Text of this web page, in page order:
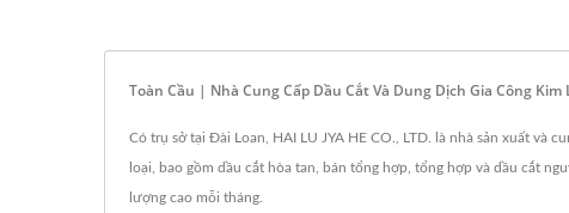
Toàn Cầu | Nhà Cung Cấp Dầu Cắt Và Dung Dịch Gia Công
Có trụ sở tại Đài Loan, HAI LU JYA HE CO., LTD. là nhà sản xuất và
loại, bao gồm dầu cắt hòa tan, bán tổng hợp, tổng hợp và dầu cắt
lượng cao mỗi tháng.